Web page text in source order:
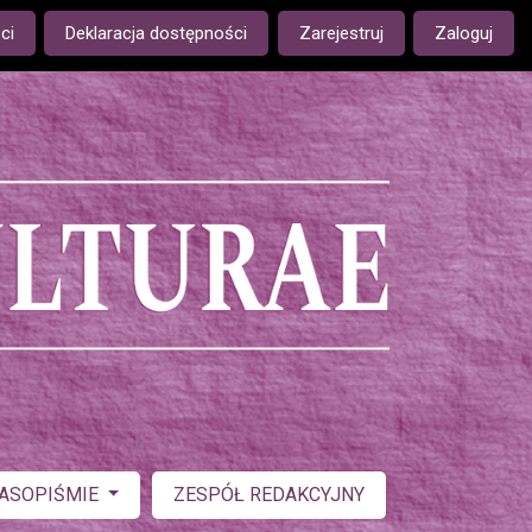
is: Deklaracja dostępności Zarejestruj Zaloguj
ZESPÓŁ REDAKCYJNY